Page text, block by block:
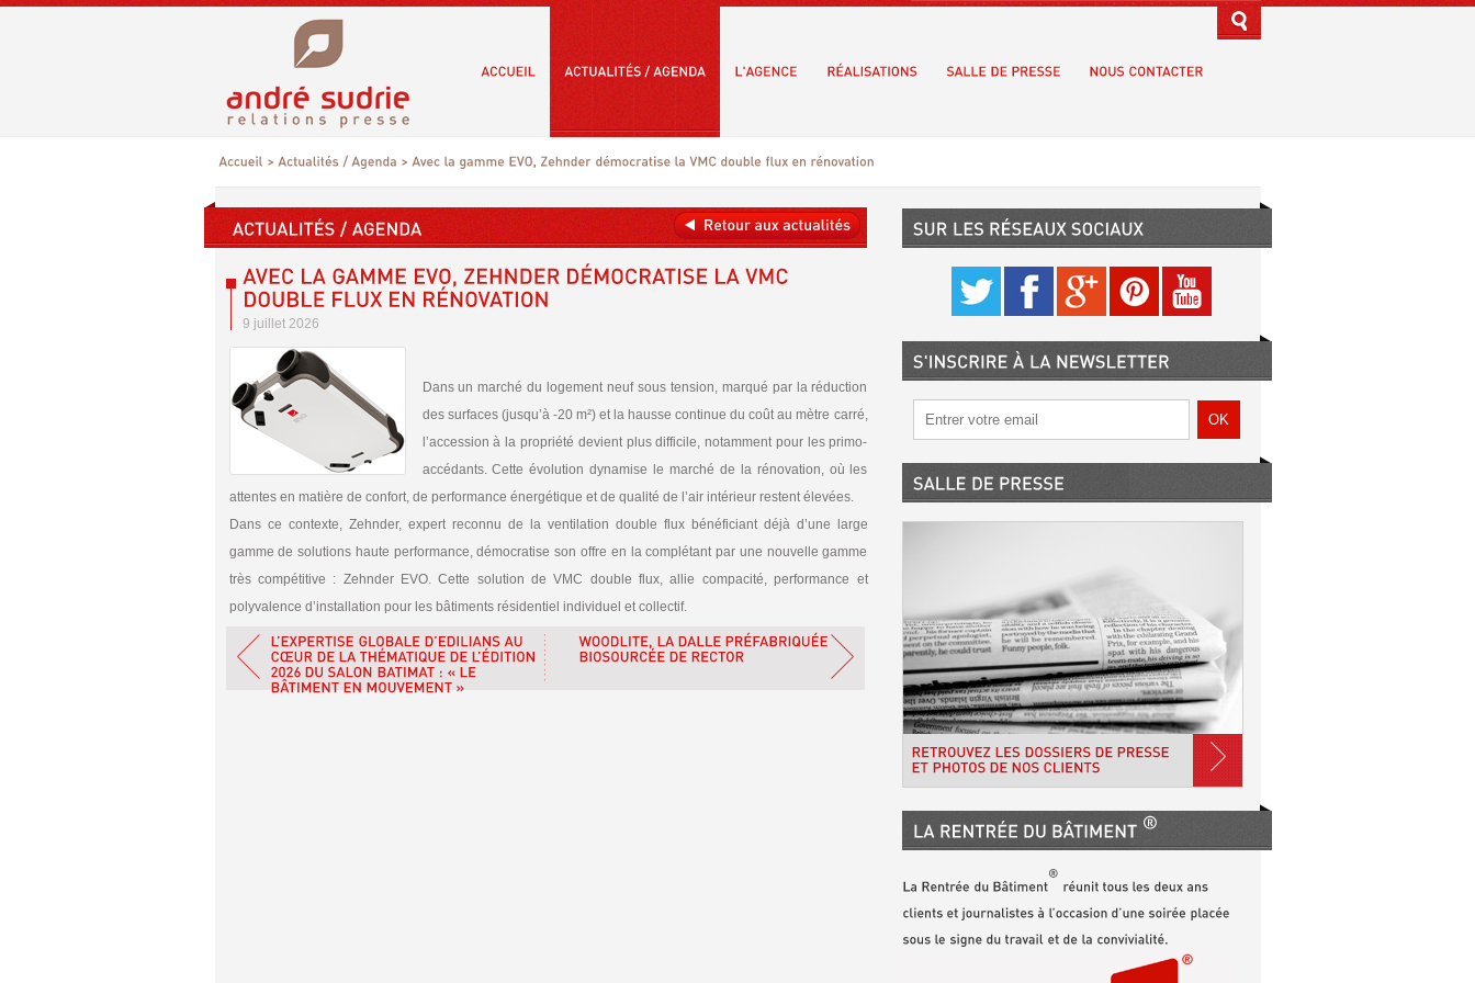
9 juillet 2026
Dans un marché du logement neuf sous tension, marqué par la réduction
des surfaces (jusqu’à -20 m²) et la hausse continue du coût au mètre carré,
l’accession à la propriété devient plus difficile, notamment pour les primo-
accédants. Cette évolution dynamise le marché de la rénovation, où les
attentes en matière de confort, de performance énergétique et de qualité de l’air intérieur restent élevées.
Dans ce contexte, Zehnder, expert reconnu de la ventilation double flux bénéficiant déjà d’une large
gamme de solutions haute performance, démocratise son offre en la complétant par une nouvelle gamme
très compétitive : Zehnder EVO. Cette solution de VMC double flux, allie compacité, performance et
polyvalence d’installation pour les bâtiments résidentiel individuel et collectif.